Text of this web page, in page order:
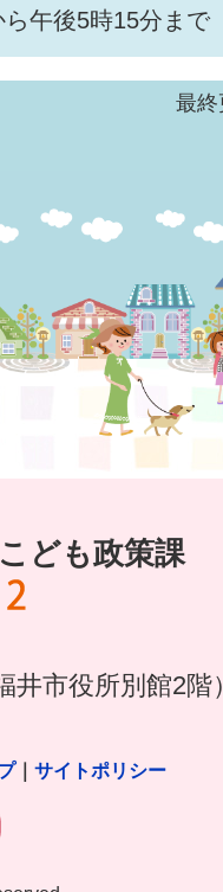
午後5時15分まで
最終
ども政策課
井市役所別館2階
｜ サイトポリシー